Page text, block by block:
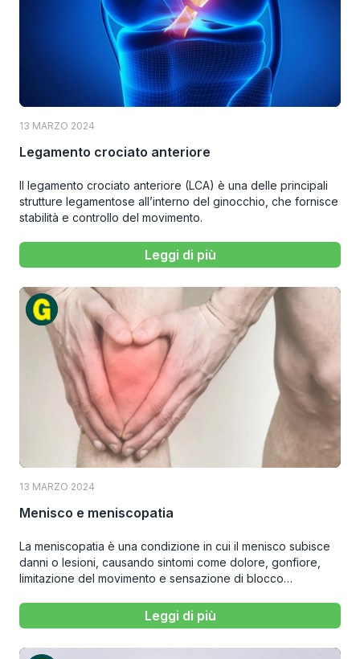
13 MARZO 2024
Legamento crociato anteriore
Il legamento crociato anteriore (LCA) è una delle principali
strutture legamentose all’interno del ginocchio, che fornisce
stabilità e controllo del movimento.
Leggi di più
13 MARZO 2024
Menisco e meniscopatia
La meniscopatia è una condizione in cui il menisco subisce
danni o lesioni, causando sintomi come dolore, gonfiore,
limitazione del movimento e sensazione di blocco
Leggi di più